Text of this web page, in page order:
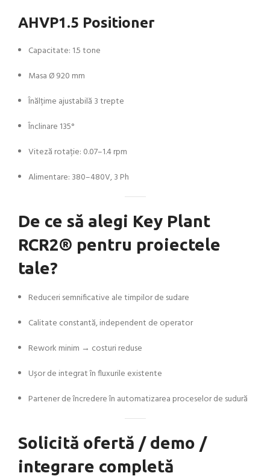
AHVP1.5 Positioner
Capacitate: 1.5 tone
Masa Ø 920 mm
Înălțime ajustabilă 3 trepte
Înclinare 135°
Viteză rotație: 0.07–1.4 rpm
Alimentare: 380–480V, 3 Ph
De ce să alegi Key Plant
RCR2® pentru proiectele
tale?
Reduceri semnificative ale timpilor de sudare
Calitate constantă, independent de operator
Rework minim → costuri reduse
Ușor de integrat în fluxurile existente
Partener de încredere în automatizarea proceselor de sudură
Solicită ofertă / demo /
integrare completă